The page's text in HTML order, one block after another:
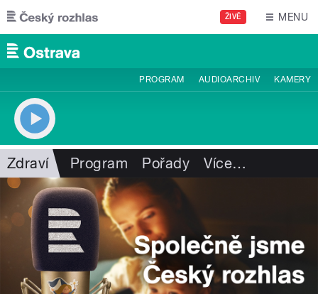
Přejít k hlavnímu obsahu
ŽIVĚ MENU
PROGRAM AUDIOARCHIV KAMERY
Zdraví Program Pořady Více…